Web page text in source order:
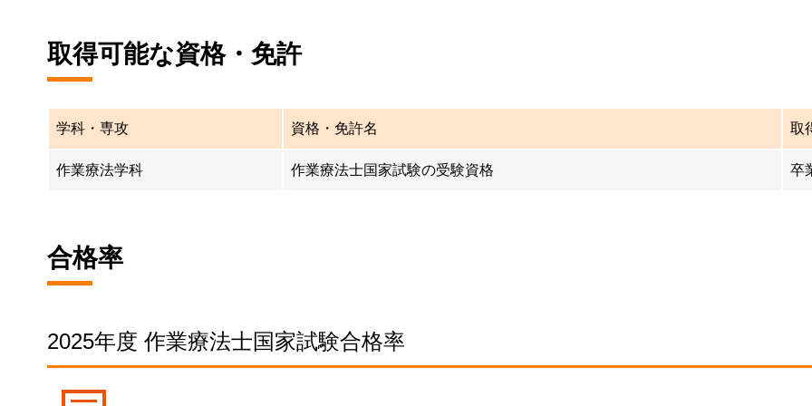
取得可能な資格・免許
学科・専攻 資格・免許名 取
作業療法学科 作業療法士国家試験の受験資格 卒
合格率
2025年度 作業療法士国家試験合格率